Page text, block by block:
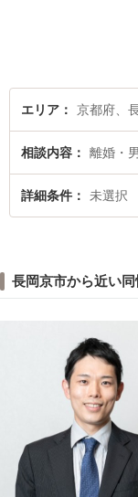
エリア 京都府、
相談内容 離婚・
詳細条件 未選択
長岡京市から近い